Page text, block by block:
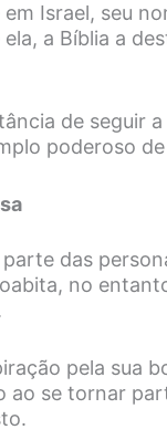
Israel, seu
a Bíblia a
de seguir
poderoso
das
no
pela sua
ao se tornar